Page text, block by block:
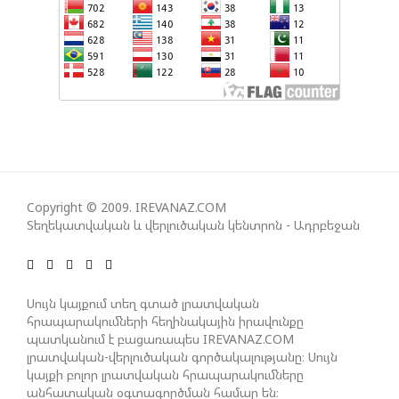
ՀԱՅԱՑՔ ՀԱՅԱՍՏԱՆԻՑ. ՈՐՔԱ՞Ն ԲԱՐՁՐ ԵՆ TRIPP-Ի
ԿՅԱՆՔԻ ԿՈՉՄԱՆ ՇԱՆՍԵՐՆ ԱՅՍ ՊԱՀԻՆ
ԳՈՐԾՈՒՆԵՈՒԹՅՈՒՆ ԱԴՐԲԵՋԱՆՈՒՄ ԱՆՕՐԻՆԱԿԱՆ
Է ՃԱՆԱՉՎԵԼ
ՆԱԽԱԳԱՀ ԻԼՀԱՄ ԱԼԻԵՎԸ ՇՆՈՐՀԱՎՈՐԵԼ Է ԻՐ
ՄԱԼԴԻՎՑԻ ԳՈՐԾԸՆԿԵՐ ՄՈՀԱՄՄԵԴ ՄՈՒԻԶԱՅԻՆ.
«ՄԵՆՔ ԳՈՀ ԵՆՔ ԱԴՐԲԵՋԱՆԻ ԵՎ ՄԱԼԴԻՎՆԵՐԻ
ՄԻՋԵՎ ՀԱՐԱԲԵՐՈՒԹՅՈՒՆՆԵՐԻ ԴԻՆԱՄԻԿ
ԶԱՐԳԱՑՈՒՄԻՑ»
Copyright © 2009. IREVANAZ.COM
Տեղեկատվական և վերլուծական կենտրոն - Ադրբեջան
Սույն կայքում տեղ գտած լրատվական
հրապարակումների հեղինակային իրավունքը
պատկանում է բացառապես IREVANAZ.COM
լրատվական-վերլուծական գործակալությանը։ Սույն
կայքի բոլոր լրատվական հրապարակումները
անհատական օգտագործման համար են։